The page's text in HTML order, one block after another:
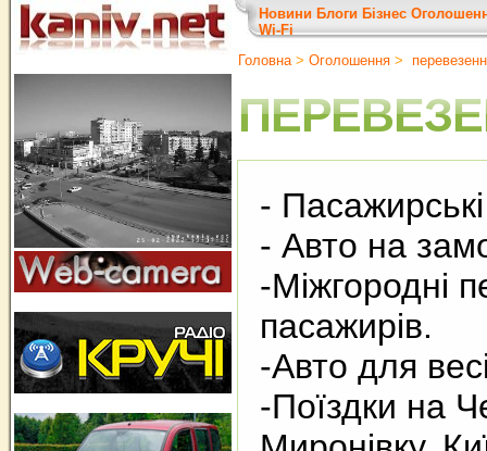
Новини Блоги Бізнес
Wi-Fi
Головна> Оголошення >
-
- Авто на
-Міжгородні
пасажирів.
-Авто для
-Поїздки на